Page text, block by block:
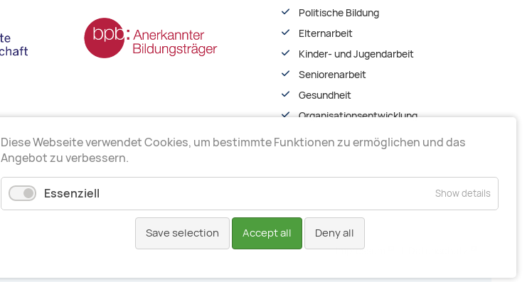
Politische Bildung
Elternarbeit
Kinder- und Jugendarbeit
Seniorenarbeit
Gesundheit
Organisationsentwiсklung
Impressum
Diese Webseite verwendet Cookies, um bestimmte Funktionen zu ermöglichen und das
Angebot zu verbessern.
Essenziell Show details
Save selection Accept all Deny all